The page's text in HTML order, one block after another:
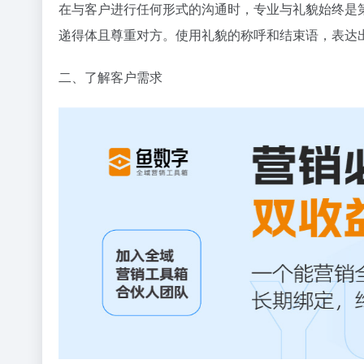
在与客户进行任何形式的沟通时，专业与礼貌始终
递得体且尊重对方。使用礼貌的称呼和结束语，表达
二、了解客户需求